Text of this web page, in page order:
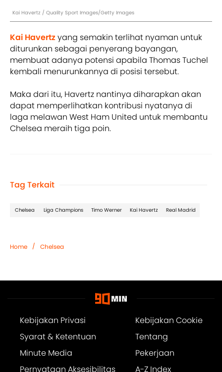
Kai Havertz / Quality Sport Images/Getty Images
Kai Havertz yang semakin terlihat nyaman untuk
diturunkan sebagai penyerang bayangan,
membuat adanya potensi apabila Thomas Tuchel
kembali menurunkannya di posisi tersebut.
Maka dari itu, Havertz nantinya diharapkan akan
dapat memperlihatkan kontribusi nyatanya di
laga melawan West Ham United untuk membantu
Chelsea meraih tiga poin.
Tag Terkait
Chelsea Liga Champions Timo Werner Kai Havertz Real Madrid
Home / Chelsea
Kebijakan Privasi
Kebijakan Cookie
Syarat & Ketentuan
Tentang
Minute Media
Pekerjaan
Pernyataan Aksesibilitas
A-Z Index